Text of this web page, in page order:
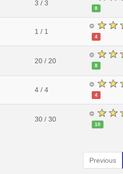
3 / 3
8
1 / 1
4
20 / 20
8
4 / 4
4
30 / 30
10
Previous